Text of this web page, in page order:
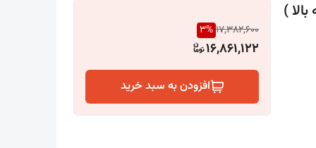
17,382,600
3%
16,861,122
افزودن به سبد خرید